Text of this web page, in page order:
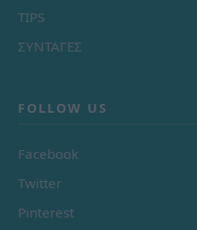
TIPS
ΣΥΝΤΑΓΕΣ
FOLLOW US
Facebook
Twitter
Pinterest